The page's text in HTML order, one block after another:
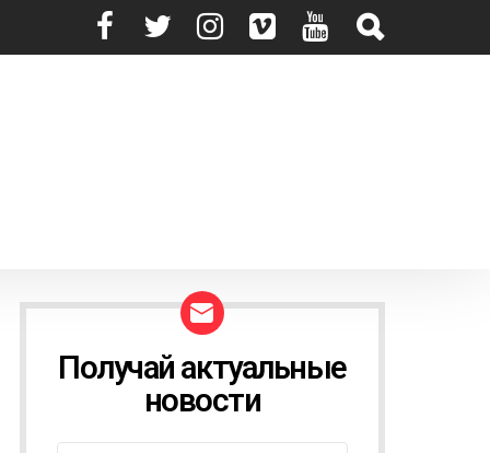
N
EПолучай актуальные
новости